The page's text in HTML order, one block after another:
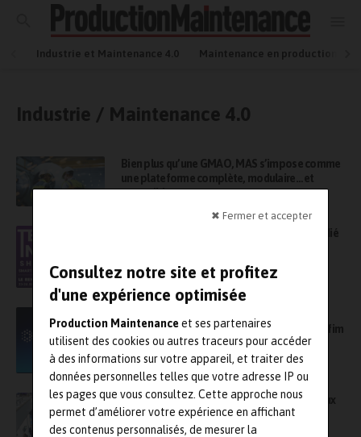
✖ Fermer et accepter
Consultez notre site et profitez
d'une expérience optimisée
Production Maintenanceet ses partenaires
utilisent des cookies ou autres traceurs pour accéder
à des informations sur votre appareil, et traiter des
données personnelles telles que votre adresse IP ou
les pages que vous consultez. Cette approche nous
permet d’améliorer votre expérience en affichant
des contenus personnalisés, de mesurer la
Industrie et Maintenance 4.0 Maintenance en production
Industrie / Maintenance 4.0
Bien plus qu’une GMAO, MAS s’impose comme
une plateforme complète, modulaire… et
accessible
Tech for Industry Show, le nouveau salon dédié
Fracttal devient membre et partenaire de l’Afim
Global Industrie 2026 dévoile quatre nouveaux
espaces stratégiques pour transformer
l’industrie française